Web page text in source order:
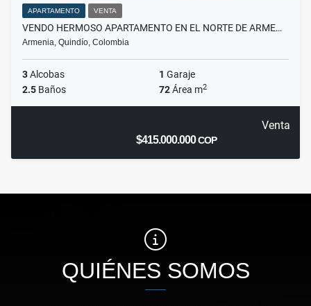
APARTAMENTO VENTA
VENDO HERMOSO APARTAMENTO EN EL NORTE DE ARME…
Armenia, Quindío, Colombia
3Alcobas 1 Garaje
2.5 Baños 72Área m2
Venta
$415.000.000COP
QUIÉNES SOMOS